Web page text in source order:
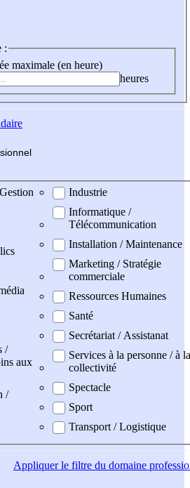
:
maximale (en heure)
heures
/
aux
/
Industrie
Informatique /
Télécommunication
Installation / Maintenance
Marketing / Stratégie
commerciale
Ressources Humaines
Santé
Secrétariat / Assistanat
Services à la personne / à la
collectivité
Spectacle
Sport
Transport / Logistique
Appliquerle filtre du domaine